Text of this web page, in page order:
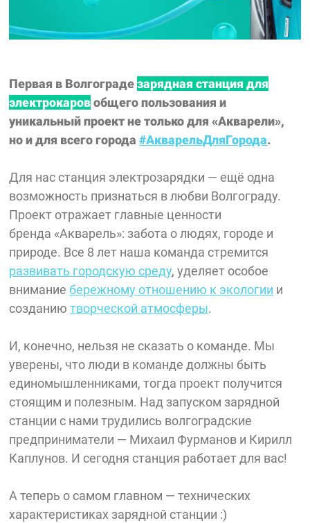
Первая в Волгоградезарядная станция для
электрокаровобщего пользованияи
уникальный проект не только для «Акварели»,
но и для всего города#АкварельДляГорода.
Для нас станция электрозарядки — ещё одна
возможность признаться в любви Волгограду.
Проект отражает главные ценности
бренда «Акварель»: забота о людях, городе и
природе. Все 8 лет наша команда стремится
развивать городскую среду, уделяет особое
вниманиебережному отношению к экологии и
созданиютворческой атмосферы.
И, конечно, нельзя не сказать о команде. Мы
уверены, что люди в команде должны быть
единомышленниками, тогда проект получится
стоящим и полезным. Над запуском зарядной
станции с нами трудились волгоградские
предприниматели — Михаил Фурманов и Кирилл
Каплунов. И сегодня станция работает для вас!
А теперь о самом главном — технических
характеристиках зарядной станции :)